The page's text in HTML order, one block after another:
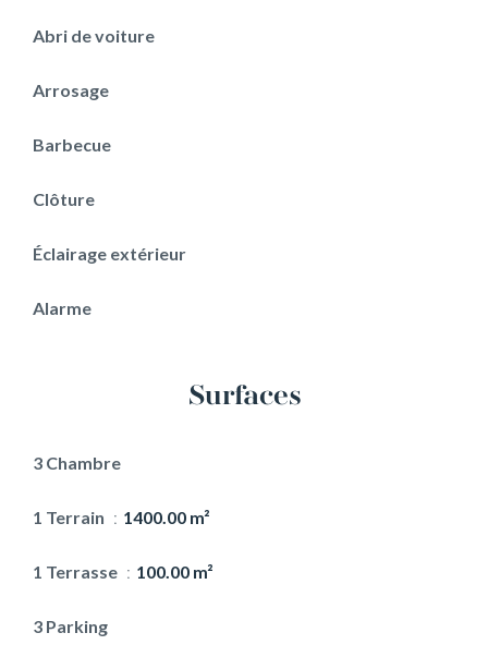
Abri de voiture
Arrosage
Barbecue
Clôture
Éclairage extérieur
Alarme
Surfaces
3 Chambre
1 Terrain 1400.00 m²
1 Terrasse 100.00 m²
3 Parking